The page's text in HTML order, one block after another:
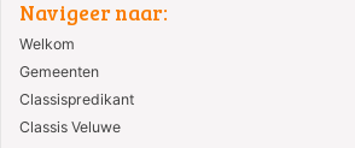
Navigeer naar:
Welkom
Gemeenten
Classispredikant
Classis Veluwe